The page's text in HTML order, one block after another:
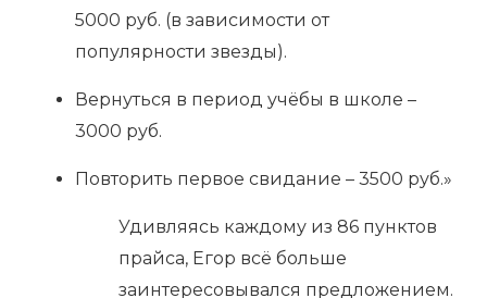
5000 руб. (в зависимости от
популярности звезды).
Вернуться в период учёбы в школе –
3000 руб.
Повторить первое свидание – 3500 руб.»
Удивляясь каждому из 86 пунктов
прайса, Егор всё больше
заинтересовывался предложением.